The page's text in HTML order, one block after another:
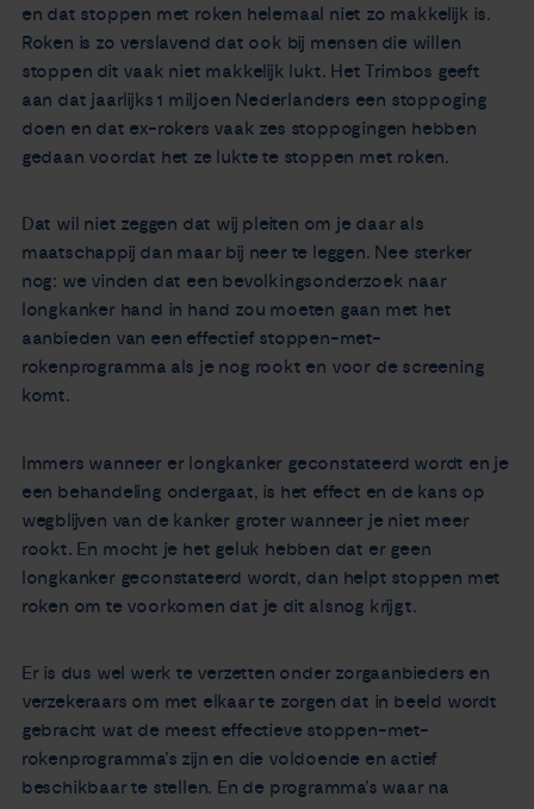
en dat stoppen met roken helemaal niet zo makkelijk is.
Roken is zo verslavend dat ook bij mensen die willen
stoppen dit vaak niet makkelijk lukt. Het Trimbos geeft
aan dat jaarlijks 1 miljoen Nederlanders een stoppoging
doen en dat ex-rokers vaak zes stoppogingen hebben
gedaan voordat het ze lukte te stoppen met roken.
Dat wil niet zeggen dat wij pleiten om je daar als
maatschappij dan maar bij neer te leggen. Nee sterker
nog: we vinden dat een bevolkingsonderzoek naar
longkanker hand in hand zou moeten gaan met het
aanbieden van een effectief stoppen-met-
rokenprogramma als je nog rookt en voor de screening
komt.
Immers wanneer er longkanker geconstateerd wordt en je
een behandeling ondergaat, is het effect en de kans op
wegblijven van de kanker groter wanneer je niet meer
rookt. En mocht je het geluk hebben dat er geen
longkanker geconstateerd wordt, dan helpt stoppen met
roken om te voorkomen dat je dit alsnog krijgt.
Er is dus wel werk te verzetten onder zorgaanbieders en
verzekeraars om met elkaar te zorgen dat in beeld wordt
gebracht wat de meest effectieve stoppen-met-
rokenprogramma’s zijn en die voldoende en actief
beschikbaar te stellen. En de programma’s waar na